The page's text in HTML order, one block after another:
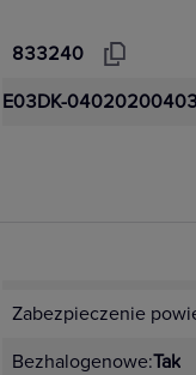
833240
E03DK-04020200403
Zabezpieczenie
Bezhalogenowe:Tak